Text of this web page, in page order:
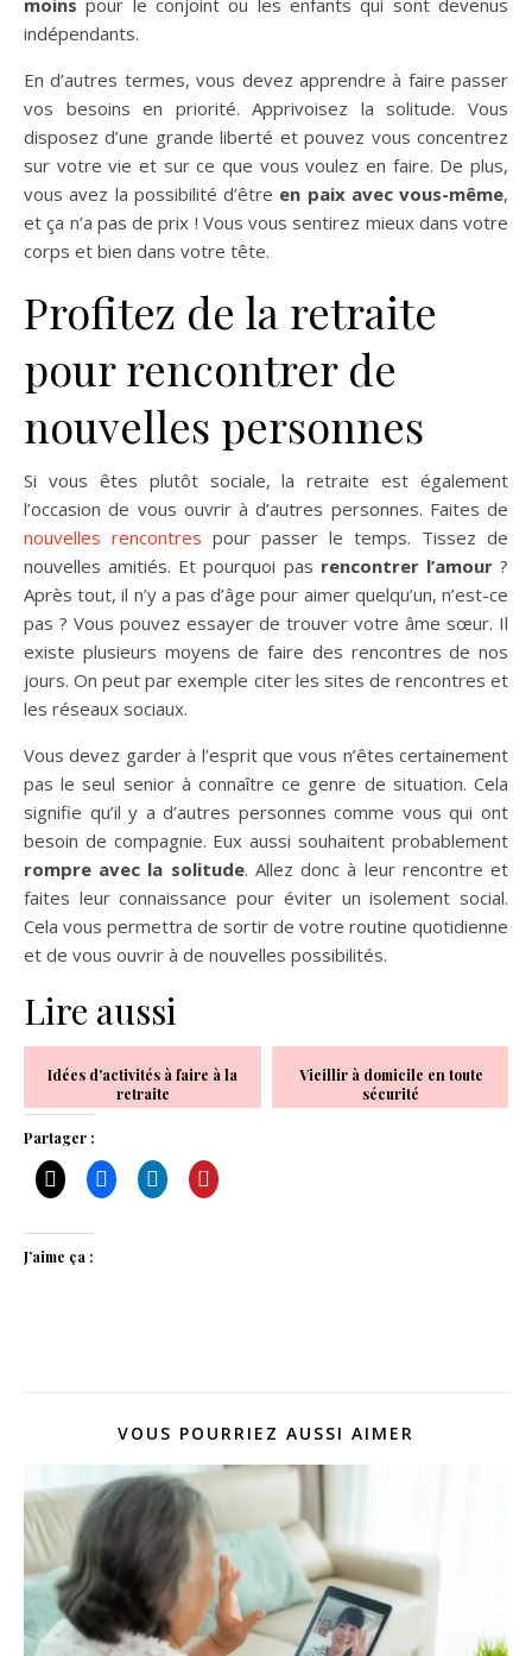
moins pour le conjoint ou les enfants qui sont devenus
indépendants.
En d’autres termes, vous devez apprendre à faire passer
vos besoins en priorité. Apprivoisez la solitude. Vous
disposez d’une grande liberté et pouvez vous concentrez
sur votre vie et sur ce que vous voulez en faire. De plus,
vous avez la possibilité d’être en paix avec vous-même,
et ça n’a pas de prix ! Vous vous sentirez mieux dans votre
corps et bien dans votre tête.
Profitez de la retraite
pour rencontrer de
nouvelles personnes
Si vous êtes plutôt sociale, la retraite est également
l’occasion de vous ouvrir à d’autres personnes. Faites de
nouvelles rencontres pour passer le temps. Tissez de
nouvelles amitiés. Et pourquoi pas rencontrer l’amour?
Après tout, il n’y a pas d’âge pour aimer quelqu’un, n’est-ce
pas ? Vous pouvez essayer de trouver votre âme sœur. Il
existe plusieurs moyens de faire des rencontres de nos
jours. On peut par exemple citer les sites de rencontres et
les réseaux sociaux.
Vous devez garder à l’esprit que vous n’êtes certainement
pas le seul senior à connaître ce genre de situation. Cela
signifie qu’il y a d’autres personnes comme vous qui ont
besoin de compagnie. Eux aussi souhaitent probablement
rompre avec la solitude. Allez donc à leur rencontre et
faites leur connaissance pour éviter un isolement social.
Cela vous permettra de sortir de votre routine quotidienne
et de vous ouvrir à de nouvelles possibilités.
Lire aussi
Idées d'activités à faire à la
retraite
Vieillir à domicile en toute
sécurité
Partager :
J’aime ça :
VOUS POURRIEZ AUSSI AIMER